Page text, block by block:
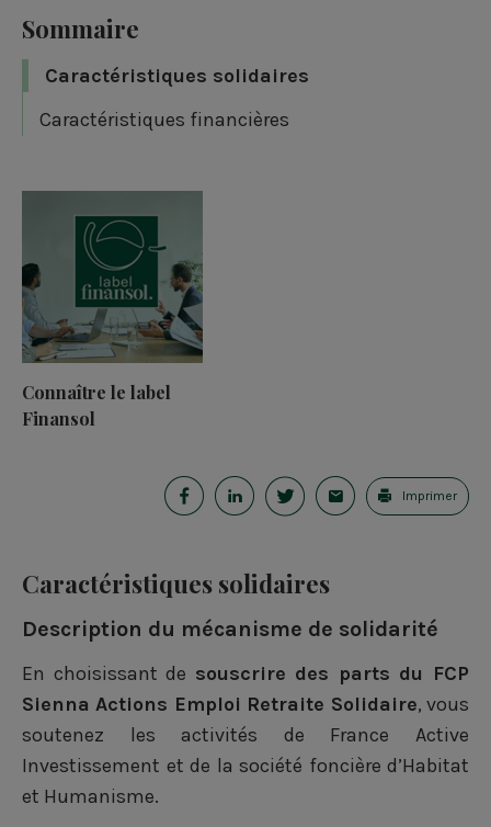
Sommaire
Caractéristiques solidaires
Caractéristiques financières
Connaître le label
Finansol
P
r
t
a
g
e
r
P
r
t
g
e
r
P
r
t
g
e
r
E
m
a
l
Imprimer
Caractéristiques solidaires
Description du mécanisme de solidarité
En choisissant de souscrire des parts du FCP
Sienna Actions Emploi Retraite Solidaire, vous
soutenez les activités de France Active
Investissement et de la société foncière d’Habitat
et Humanisme.